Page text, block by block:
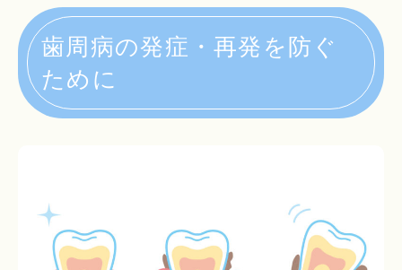
歯周病の発症・再発を防ぐ
ために